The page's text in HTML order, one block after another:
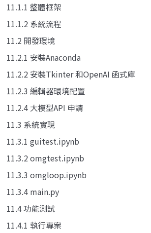
11.1.1 整體框架
11.1.2 系統流程
11.2 開發環境
11.2.1 安裝Anaconda
11.2.2 安裝Tkinter 和OpenAI 函式庫
11.2.3 編輯器環境配置
11.2.4 大模型API 申請
11.3 系統實現
11.3.1 guitest.ipynb
11.3.2 omgtest.ipynb
11.3.3 omgloop.ipynb
11.3.4 main.py
11.4 功能測試
11.4.1 執行專案